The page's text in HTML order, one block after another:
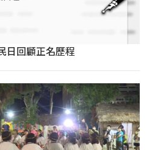
日回顧正名歷程